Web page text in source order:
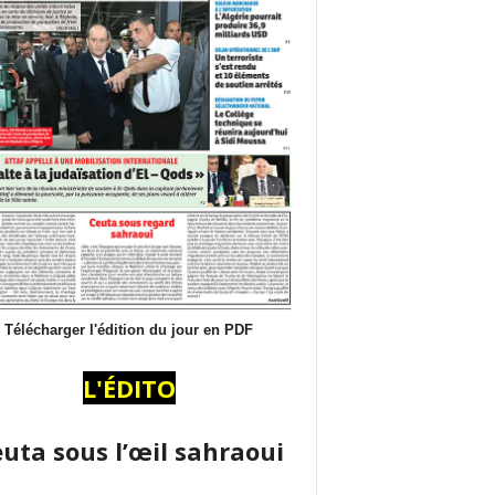
Télécharger l'édition du jour en PDF
L'ÉDITO
sous l’œil sahraoui